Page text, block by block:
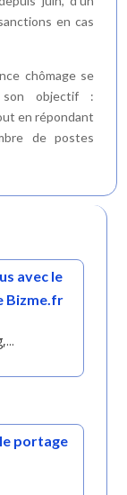
en cas
chômage se
son objectif :
en répondant
de postes
avec le
Bizme.fr
portage